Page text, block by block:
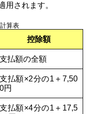
用されます。
算表
控除額
支払額の全額
支払額×2分の1＋7,50
0円
支払額×4分の1＋17,5